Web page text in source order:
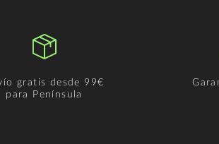
gratis desde 99€
para Península